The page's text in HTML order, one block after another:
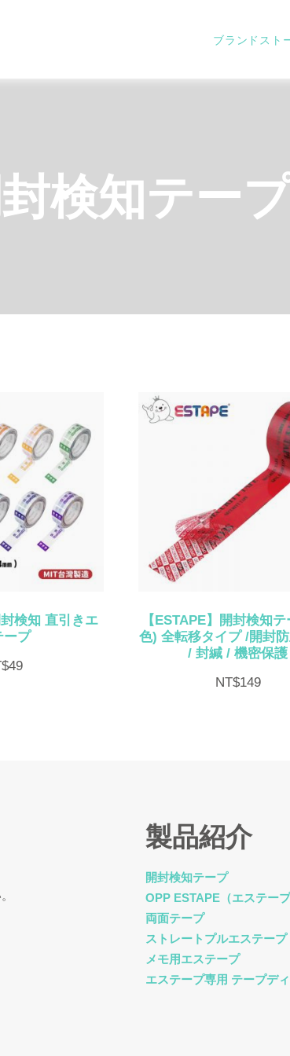
ブランドスト
検知テー
封検知 直引きエ
ープ
49
【ESTAPE】開封検知
色) 全転移タイプ /開封
/ 封緘 / 機密保護
NT$149
製品紹介
開封検知テープ
OPP ESTAPE（エステープ
両面テープ
ストレートプルエステープ
メモ用エステープ
エステープ専用 テープデ